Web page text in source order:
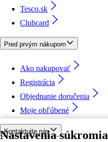
Nastavenia súkromia
Tesco.sk
Clubcard
Pred prvým nákupom
Ako nakupovať
Registrácia
Objednanie doručenia
Moje obľúbené
Kontaktujte nás